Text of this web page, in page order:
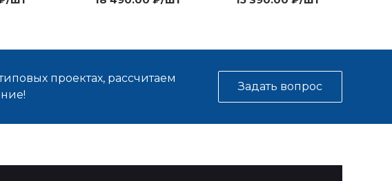
проектах, рассчитаем
Задать вопрос